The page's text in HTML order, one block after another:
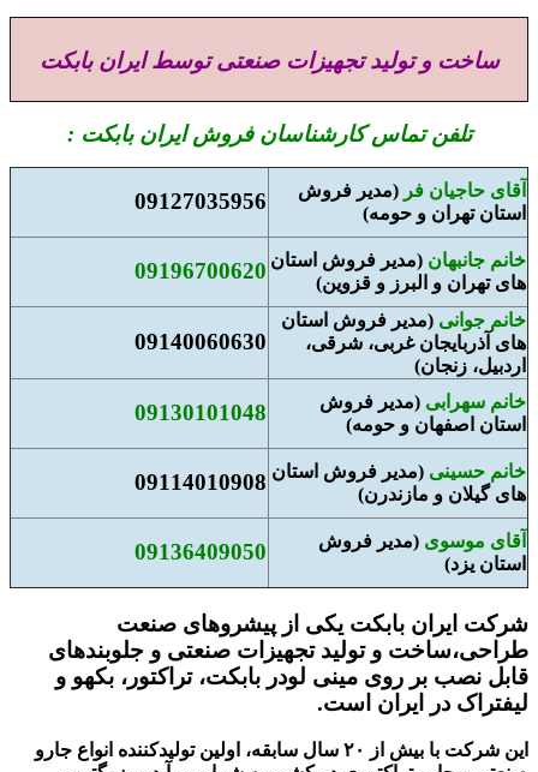
ساخت و تولید تجهیزات صنعتی توسط ایران بابکت
تلفن تماس کارشناسان فروش ایران بابکت :
آقای حاجیان فر (مدیر فروش
استان تهران و حومه)
09127035956
خانم جانبهان (مدیر فروش استان
های تهران و البرز و قزوین)
09196700620
خانم جوانی (مدیر فروش استان
های آذربایجان غربی، شرقی،
اردبیل، زنجان)
09140060630
خانم سهرابی (مدیر فروش
استان اصفهان و حومه)
09130101048
خانم حسینی (مدیر فروش استان
های گیلان و مازندرن)
09114010908
آقای موسوی (مدیر فروش
استان یزد)
09136409050
شرکت ایران بابکت یکی از پیشروهای صنعت
طراحی،ساخت و تولید تجهیزات صنعتی و جلوبندهای
قابل نصب بر روی مینی لودر بابکت، تراکتور، بکهو و
لیفتراک در ایران است.
این شرکت با بیش از ۲۰ سال سابقه، اولین تولیدکننده انواع جارو